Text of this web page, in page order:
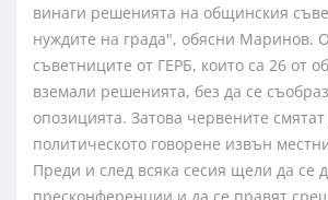
винаги решенията на общинския
нуждите на града", обясни Маринов.
съветниците от ГЕРБ, които са 26 от
вземали решенията, без да се
опозицията. Затова червените
политическото говорене извън
Преди и след всяка сесия щели да се